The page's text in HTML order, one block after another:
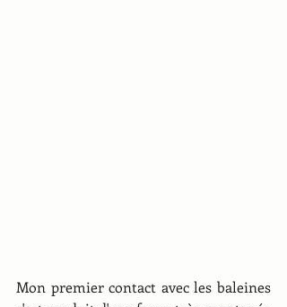
Mon premier contact avec les baleines